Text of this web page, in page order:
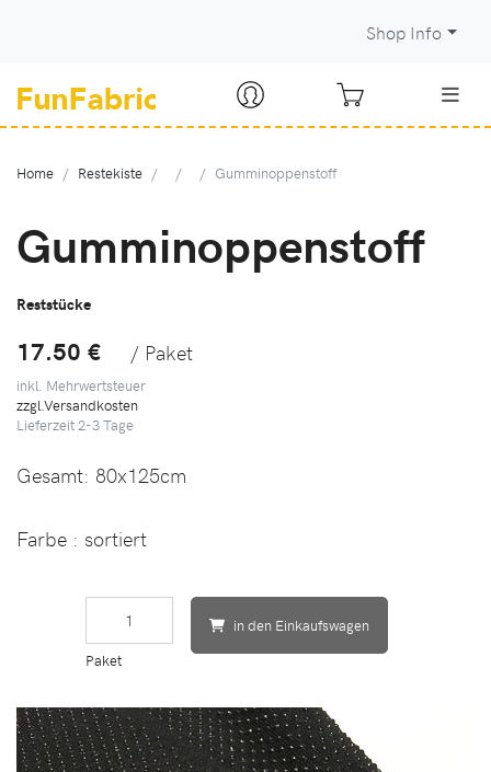
Shop Info
Home Restekiste Gumminoppenstoff
Gumminoppenstoff
Reststücke
17.50 € / Paket
inkl. Mehrwertsteuer
zzgl.Versandkosten
Lieferzeit 2-3Tage
Gesamt: 80x125cm
Farbe : sortiert
Paket
in den Einkaufswagen